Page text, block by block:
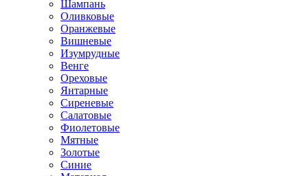
Шампань
Оливковые
Оранжевые
Вишневые
Изумрудные
Венге
Ореховые
Янтарные
Сиреневые
Салатовые
Фиолетовые
Мятные
Золотые
Синие